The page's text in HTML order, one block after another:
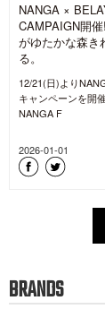
NANGA ×
CAMPAIGN開
がゆたかな森き
る。
12/21(日)より
キャンペーンを開
NANGA F
2026-01-01
BRANDS